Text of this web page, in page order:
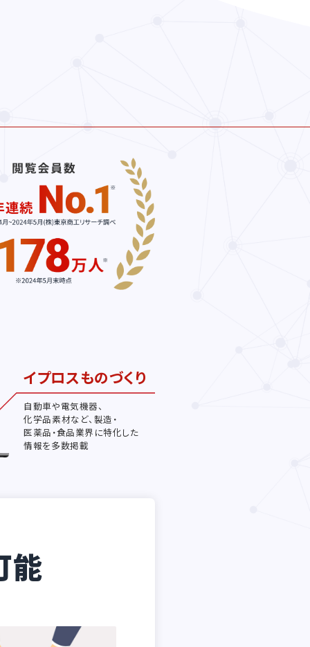
イプロスものづくり
自動車や電気機器、
化学品素材など、製造・
医薬品・食品業界に特化した
情報を多数掲載
能